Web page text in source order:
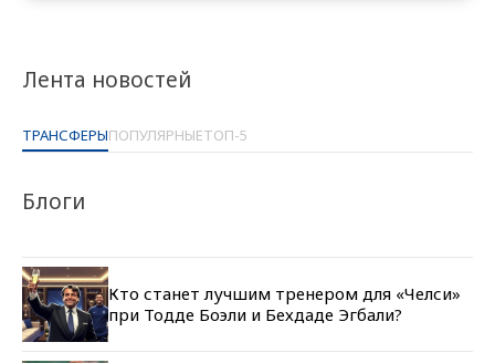
Лента новостей
ТРАНСФЕРЫПОПУЛЯРНЫЕТОП-5
Блоги
Кто станет лучшим тренером для «Челси»
при Тодде Боэли и Бехдаде Эгбали?